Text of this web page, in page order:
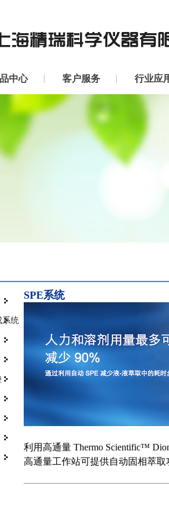
中心 客户服务 行业应
系统
SPE系统
利用高通量 Thermo Scientific™
高通量工作站可提供自动固相萃取